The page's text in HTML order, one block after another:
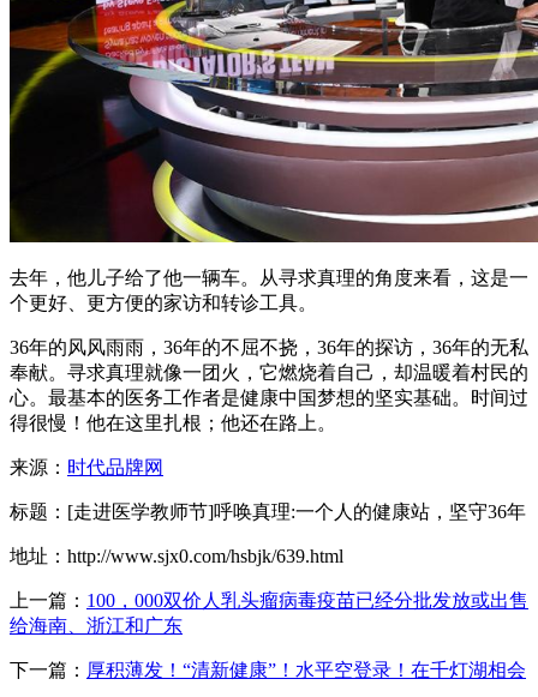
去年，他儿子给了他一辆车。从寻求真理的角度来看，这是一
个更好、更方便的家访和转诊工具。
36年的风风雨雨，36年的不屈不挠，36年的探访，36年的无私
奉献。寻求真理就像一团火，它燃烧着自己，却温暖着村民的
心。最基本的医务工作者是健康中国梦想的坚实基础。时间过
得很慢！他在这里扎根；他还在路上。
来源： 时代品牌网
标题：[走进医学教师节]呼唤真理:一个人的健康站，坚守36年
地址：http://www.sjx0.com/hsbjk/639.html
上一篇： 100，000双价人乳头瘤病毒疫苗已经分批发放或出售
给海南、浙江和广东
下一篇： 厚积薄发！“清新健康”！水平空登录！在千灯湖相会